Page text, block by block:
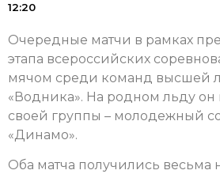
12:20
Очередные матчи в рамках
этапа всероссийских
мячом среди команд высшей
«Водника». На родном льду
своей группы – молодежный
«Динамо».
Оба матча получились